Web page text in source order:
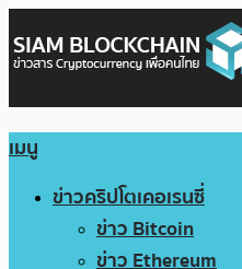
เมนู
ข่าวคริปโตเคอเรนซี่
ข่าว Bitcoin
ข่าว Ethereum